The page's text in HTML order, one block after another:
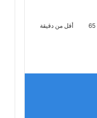
65 أقل من دقيقة